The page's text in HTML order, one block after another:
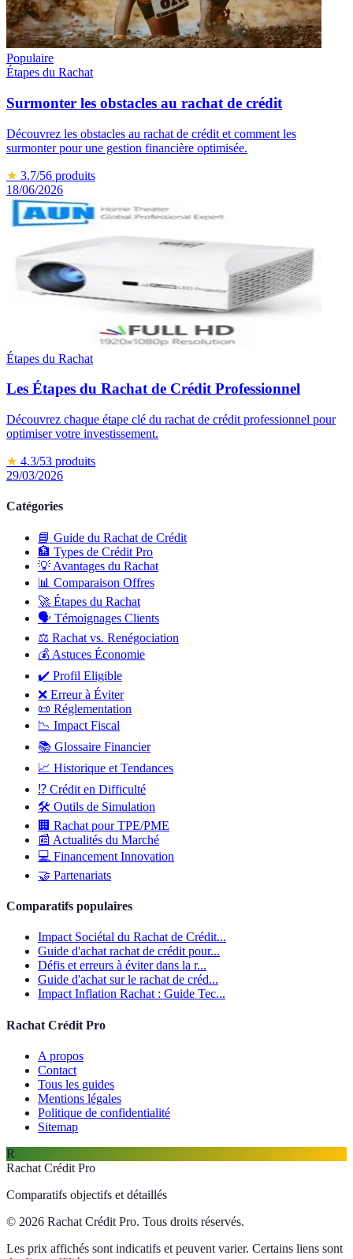
Populaire
Étapes du Rachat
Surmonter les obstacles au rachat de crédit
Découvrez les obstacles au rachat de crédit et comment les
surmonter pour une gestion financière optimisée.
★ 3.7/56 produits
18/06/2026
Étapes du Rachat
Les Étapes du Rachat de Crédit Professionnel
Découvrez chaque étape clé du rachat de crédit professionnel pour
optimiser votre investissement.
★ 4.3/53 produits
29/03/2026
Catégories
📘 Guide du Rachat de Crédit
🏦 Types de Crédit Pro
💡 Avantages du Rachat
📊 Comparaison Offres
🚀 Étapes du Rachat
🗣️ Témoignages Clients
⚖️ Rachat vs. Renégociation
💰 Astuces Économie
✔️ Profil Eligible
❌ Erreur à Éviter
📜 Réglementation
📉 Impact Fiscal
📚 Glossaire Financier
📈 Historique et Tendances
⁉️ Crédit en Difficulté
🛠️ Outils de Simulation
🏢 Rachat pour TPE/PME
📰 Actualités du Marché
💻 Financement Innovation
🤝 Partenariats
Comparatifs populaires
Impact Sociétal du Rachat de Crédit...
Guide d'achat rachat de crédit pour...
Défis et erreurs à éviter dans la r...
Guide d'achat sur le rachat de créd...
Impact Inflation Rachat : Guide Tec...
Rachat Crédit Pro
A propos
Contact
Tous les guides
Mentions légales
Politique de confidentialité
Sitemap
R
Rachat Crédit Pro
Comparatifs objectifs et détaillés
© 2026 Rachat Crédit Pro. Tous droits réservés.
Les prix affichés sont indicatifs et peuvent varier. Certains liens sont